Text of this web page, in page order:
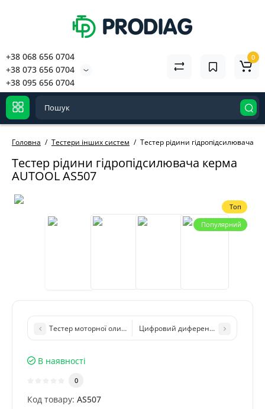
+38 068 656 0704
+38 073 656 0704
+38 095 656 0704
0
Головна Тестери інших систем Тестер рідини гідропідсилювача
Тестер рідини гідропідсилювача керма
AUTOOL AS507
Топ
Популярний
Тестер моторної оливи AUTOOL AS503Цифровий диференціальний
В наявності
0
Код товару: AS507